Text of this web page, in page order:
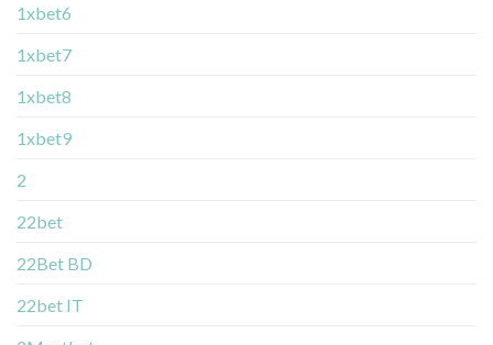
1xbet6
1xbet7
1xbet8
1xbet9
2
22bet
22Bet BD
22bet IT